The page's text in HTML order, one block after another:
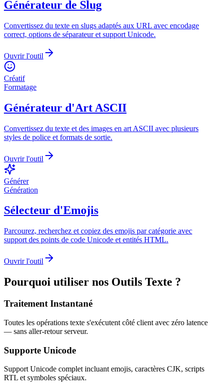
Générateur de Slug
Convertissez du texte en slugs adaptés aux URL avec encodage
correct, options de séparateur et support Unicode.
Ouvrir l'outil
Créatif
Formatage
Générateur d'Art ASCII
Convertissez du texte et des images en art ASCII avec plusieurs
styles de police et formats de sortie.
Ouvrir l'outil
Générer
Génération
Sélecteur d'Emojis
Parcourez, recherchez et copiez des emojis par catégorie avec
support des points de code Unicode et entités HTML.
Ouvrir l'outil
Pourquoi utiliser nos Outils Texte ?
Traitement Instantané
Toutes les opérations texte s'exécutent côté client avec zéro latence
— sans aller-retour serveur.
Supporte Unicode
Support Unicode complet incluant emojis, caractères CJK, scripts
RTL et symboles spéciaux.